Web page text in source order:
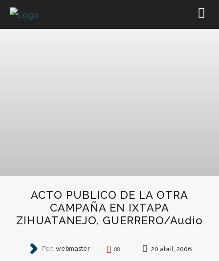
ACTO PUBLICO DE LA OTRA
CAMPAÑA EN IXTAPA
ZIHUATANEJO, GUERRERO/Audio
Por: webmaster 88 20 abril, 2006